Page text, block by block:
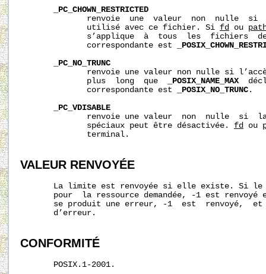
_PC_CHOWN_RESTRICTED
renvoie  une  valeur  non  nulle
              utilisé avec ce fichier. Si
fd ou
s’applique  à  tous  les  fichiers
              correspondante est
_PC_NO_TRUNC
renvoie une valeur non nulle si
              plus  long  que
_POSIX_NAME_MAX
              correspondante est
_POSIX_NO_TRUNC .
_PC_VDISABLE
renvoie une valeur  non  nulle  si
              spéciaux peut être désactivée.
fd ou
              terminal.
VALEUR RENVOYÉE
La limite est renvoyée si elle existe. Si
pour  la ressource demandée, -1 est renvoyé
se produit une erreur, -1  est  renvoyé,
       d’erreur.
CONFORMITÉ
       POSIX.1-2001.